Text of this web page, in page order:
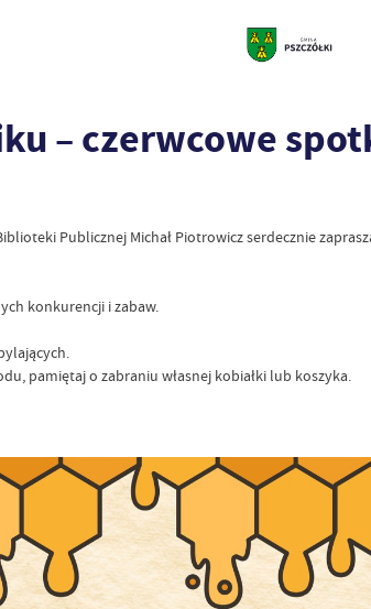
– czerwcowe
Publicznej Michał Piotrowicz serdecznie
konkurencji i zabaw.
pamiętaj o zabraniu własnej kobiałki lub koszyka.